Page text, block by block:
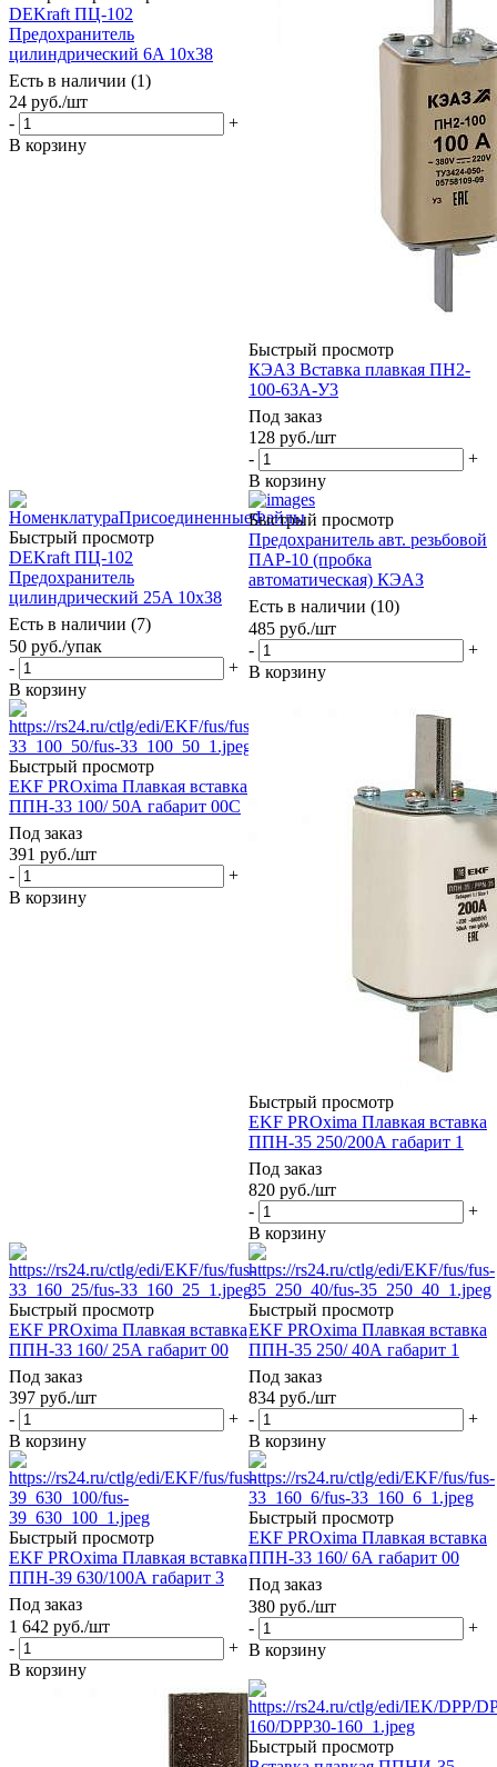
DEKraft ПЦ-102
Предохранитель
цилиндрический 6A 10x38
Есть в наличии (1)
24 руб./шт
-
+
В корзину
Быстрый просмотр
КЭАЗ Вставка плавкая ПН2-
100-63А-У3
Под заказ
128 руб./шт
-
+
В корзину
Быстрый просмотр
DEKraft ПЦ-102
Предохранитель
цилиндрический 25A 10x38
Есть в наличии (7)
50 руб./упак
-
+
В корзину
Быстрый просмотр
Предохранитель авт. резьбовой
ПАР-10 (пробка
автоматическая) КЭАЗ
Есть в наличии (10)
485 руб./шт
-
+
В корзину
Быстрый просмотр
EKF PROxima Плавкая вставка
ППН-33 100/ 50А габарит 00С
Под заказ
391 руб./шт
-
+
В корзину
Быстрый просмотр
EKF PROxima Плавкая вставка
ППН-35 250/200А габарит 1
Под заказ
820 руб./шт
-
+
В корзину
Быстрый просмотр
EKF PROxima Плавкая вставка
ППН-33 160/ 25А габарит 00
Под заказ
397 руб./шт
-
+
В корзину
Быстрый просмотр
EKF PROxima Плавкая вставка
ППН-35 250/ 40А габарит 1
Под заказ
834 руб./шт
-
+
В корзину
Быстрый просмотр
EKF PROxima Плавкая вставка
ППН-39 630/100А габарит 3
Под заказ
1 642 руб./шт
-
+
В корзину
Быстрый просмотр
EKF PROxima Плавкая вставка
ППН-33 160/ 6А габарит 00
Под заказ
380 руб./шт
-
+
В корзину
Быстрый просмотр